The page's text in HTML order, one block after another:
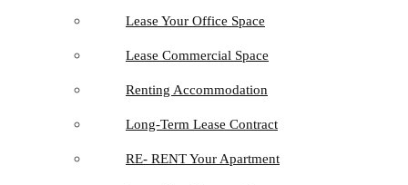
Lease Your Office Space
Lease Commercial Space
Renting Accommodation
Long-Term Lease Contract
RE- RENT Your Apartment